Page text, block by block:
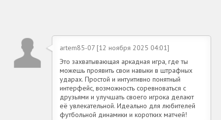
artem85-07 [12 ноября 2025 04:01]
Это захватывающая аркадная игра, где ты
можешь проявить свои навыки в штрафных
ударах. Простой и интуитивно понятный
интерфейс, возможность соревноваться с
друзьями и улучшать своего игрока делают
её увлекательной. Идеально для любителей
футбольной динамики и коротких матчей!